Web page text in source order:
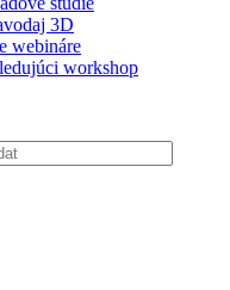
3D
webináre
workshop